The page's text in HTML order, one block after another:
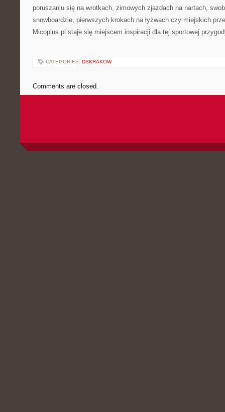
poruszaniu się na wrotkach, zimowych zjazdach na nartach,
snowboardzie, pierwszych krokach na łyżwach czy miejskich
Micoplus.pl staje się miejscem inspiracji dla tej sportowej
CATEGORIES: DSKRAKOW
Comments are closed.